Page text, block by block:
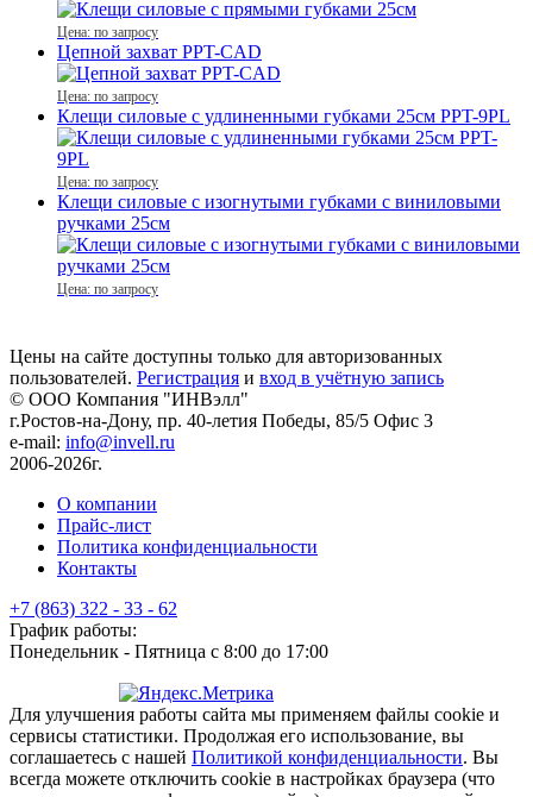
Цена: по запросу
Цепной захват PPT-CAD
Цена: по запросу
Клещи силовые с удлиненными губками 25см PPT-9PL
Цена: по запросу
Клещи силовые с изогнутыми губками с виниловыми
ручками 25см
Цена: по запросу
Цены на сайте доступны только для авторизованных
пользователей. Регистрация и вход в учётную запись
© ООО Компания "ИНВэлл"
г.Ростов-на-Дону, пр. 40-летия Победы, 85/5 Офис 3
e-mail: info@invell.ru
2006-2026г.
О компании
Прайс-лист
Политика конфиденциальности
Контакты
+7 (863) 322 - 33 - 62
График работы:
Понедельник - Пятница с 8:00 до 17:00
Для улучшения работы сайта мы применяем файлы cookie и
сервисы статистики. Продолжая его использование, вы
соглашаетесь с нашей Политикой конфиденциальности. Вы
всегда можете отключить cookie в настройках браузера (что